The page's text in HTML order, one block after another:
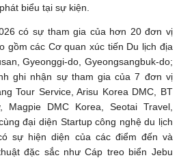
biểu tại sự kiện.
có sự tham gia của hơn 20 đơn vị
gồm các Cơ quan xúc tiến Du lịch địa
Gyeonggi-do, Gyeongsangbuk-do;
ghi nhận sự tham gia của 7 đơn vị
Tour Service, Arisu Korea DMC, BT
Magpie DMC Korea, Seotai Travel,
đại diện Startup công nghệ du lịch
sự hiện diện của các điểm đến và
đặc sắc như Cáp treo biển Jebu